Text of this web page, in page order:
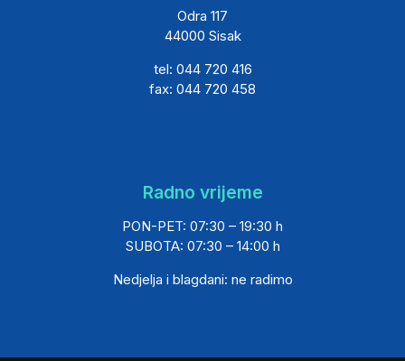
Odra 117
44000 Sisak
tel: 044 720 416
fax: 044 720 458
Radno vrijeme
PON-PET: 07:30 – 19:30 h
SUBOTA: 07:30 – 14:00 h
Nedjelja i blagdani: ne radimo